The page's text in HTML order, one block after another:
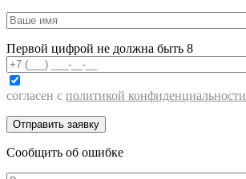
Первой цифрой не должна быть 8
согласен с политикой конфиденциальности
Сообщить об ошибке